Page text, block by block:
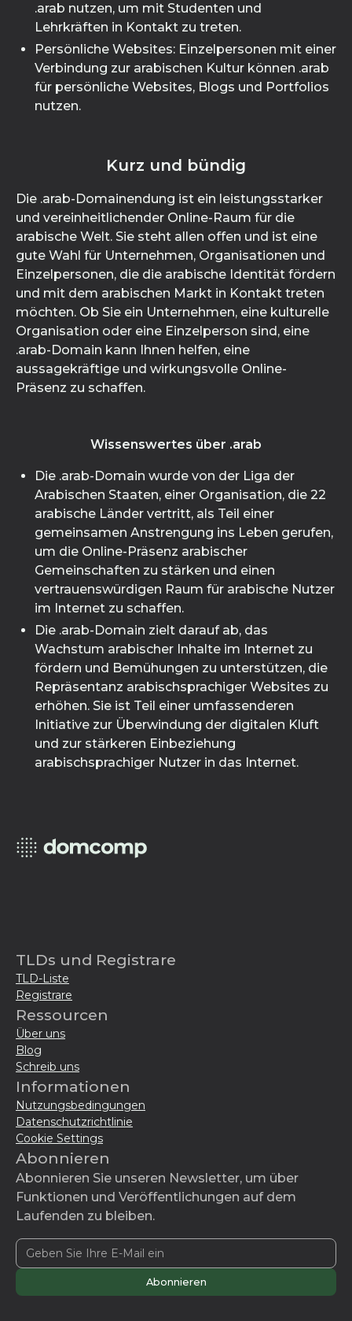
.arab nutzen, um mit Studenten und
Lehrkräften in Kontakt zu treten.
Persönliche Websites: Einzelpersonen mit einer
Verbindung zur arabischen Kultur können .arab
für persönliche Websites, Blogs und Portfolios
nutzen.
Kurz und bündig
Die .arab-Domainendung ist ein leistungsstarker
und vereinheitlichender Online-Raum für die
arabische Welt. Sie steht allen offen und ist eine
gute Wahl für Unternehmen, Organisationen und
Einzelpersonen, die die arabische Identität fördern
und mit dem arabischen Markt in Kontakt treten
möchten. Ob Sie ein Unternehmen, eine kulturelle
Organisation oder eine Einzelperson sind, eine
.arab-Domain kann Ihnen helfen, eine
aussagekräftige und wirkungsvolle Online-
Präsenz zu schaffen.
Wissenswertes über .arab
Die .arab-Domain wurde von der Liga der
Arabischen Staaten, einer Organisation, die 22
arabische Länder vertritt, als Teil einer
gemeinsamen Anstrengung ins Leben gerufen,
um die Online-Präsenz arabischer
Gemeinschaften zu stärken und einen
vertrauenswürdigen Raum für arabische Nutzer
im Internet zu schaffen.
Die .arab-Domain zielt darauf ab, das
Wachstum arabischer Inhalte im Internet zu
fördern und Bemühungen zu unterstützen, die
Repräsentanz arabischsprachiger Websites zu
erhöhen. Sie ist Teil einer umfassenderen
Initiative zur Überwindung der digitalen Kluft
und zur stärkeren Einbeziehung
arabischsprachiger Nutzer in das Internet.
TLDs und Registrare
TLD-Liste
Registrare
Ressourcen
Über uns
Blog
Schreib uns
Informationen
Nutzungsbedingungen
Datenschutzrichtlinie
Cookie Settings
Abonnieren
Abonnieren Sie unseren Newsletter, um über
Funktionen und Veröffentlichungen auf dem
Laufenden zu bleiben.